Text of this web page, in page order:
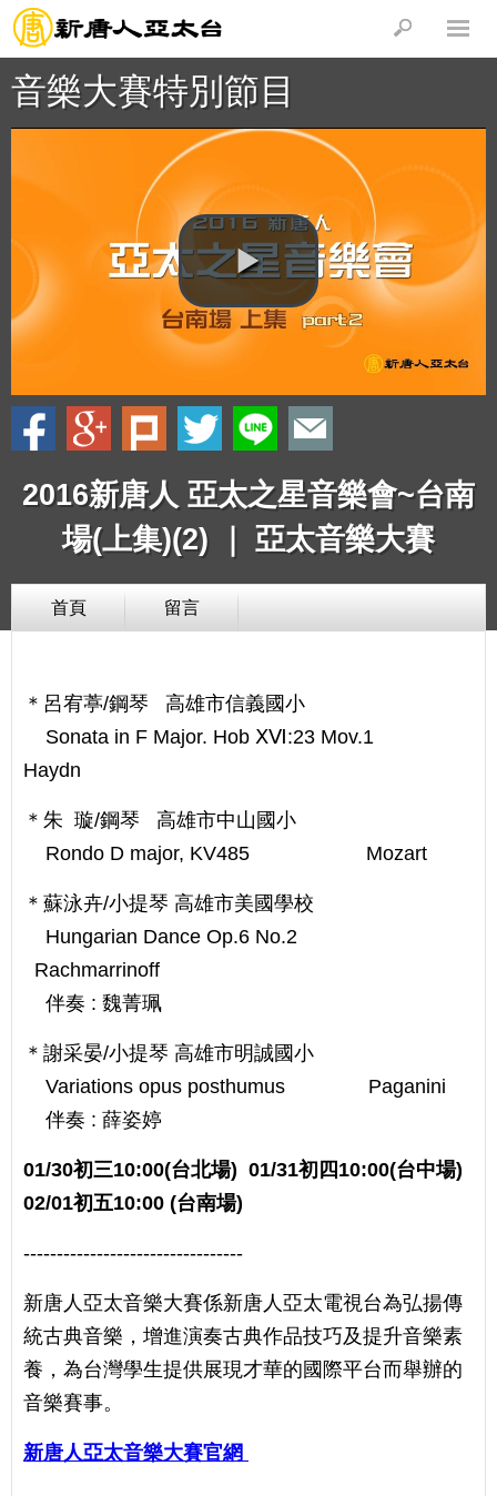
音樂大賽特別節目
2016新唐人 亞太之星音樂會~台南
場(上集)(2) ｜ 亞太音樂大賽
首頁 留言
＊呂宥葶/鋼琴 高雄市信義國小
Sonata in F Major. Hob ⅩⅥ:23 Mov.1
Haydn
＊朱 璇/鋼琴 高雄市中山國小
Rondo D major, KV485 Mozart
＊蘇泳卉/小提琴 高雄市美國學校
Hungarian Dance Op.6 No.2
Rachmarrinoff
伴奏 : 魏菁珮
＊謝采晏/小提琴 高雄市明誠國小
Variations opus posthumus Paganini
伴奏 : 薛姿婷
01/30初三10:00(台北場) 01/31初四10:00(台中場)
02/01初五10:00 (台南場)
---------------------------------
新唐人亞太音樂大賽係新唐人亞太電視台為弘揚傳
統古典音樂，增進演奏古典作品技巧及提升音樂素
養，為台灣學生提供展現才華的國際平台而舉辦的
音樂賽事。
新唐人亞太音樂大賽官網